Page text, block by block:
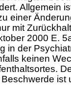
Allgemein
einer
mit
2000 E.
in der
keinen
ist